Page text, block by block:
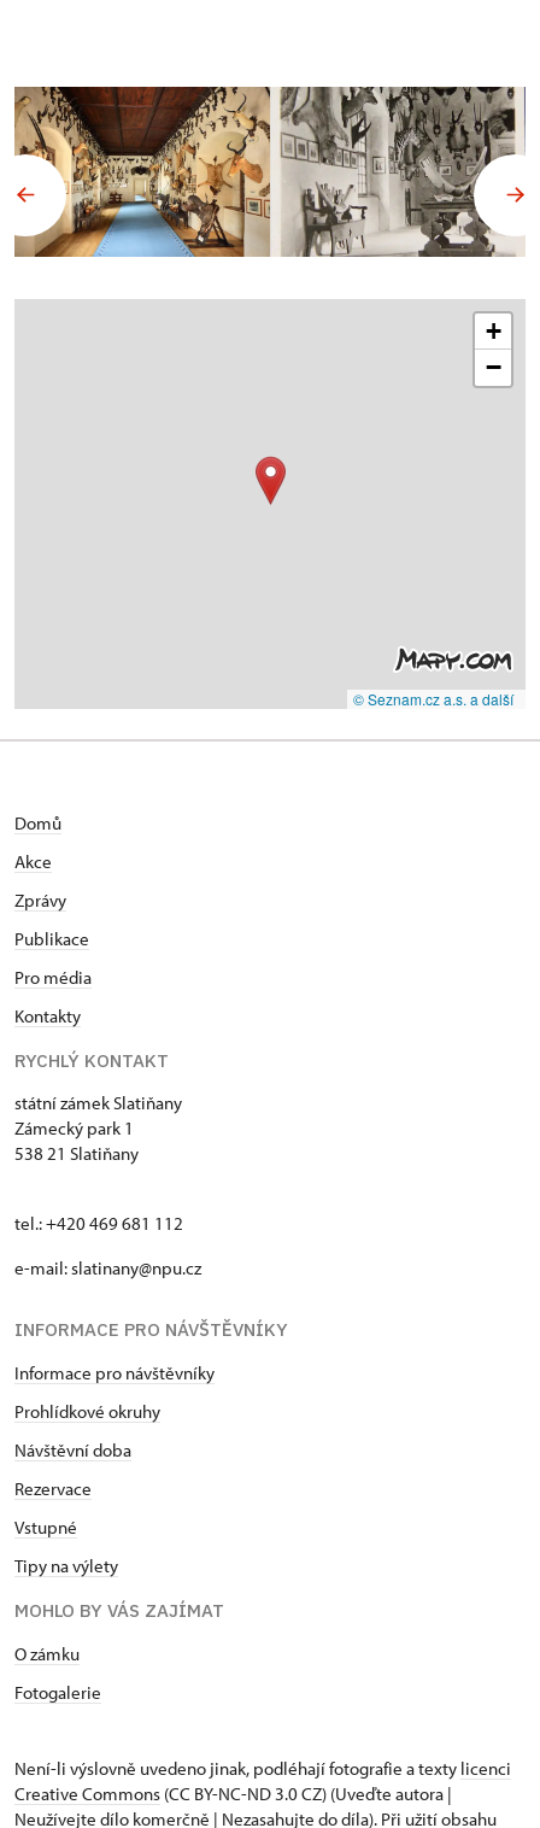
+
−
© Seznam.cz a.s. a další
Domů
Akce
Zprávy
Publikace
Pro média
Kontakty
RYCHLÝ KONTAKT
státní zámek Slatiňany
Zámecký park 1
538 21 Slatiňany
tel.: +420 469 681 112
e-mail: slatinany@npu.cz
INFORMACE PRO NÁVŠTĚVNÍKY
Informace pro návštěvníky
Prohlídkové okruhy
Návštěvní doba
Rezervace
Vstupné
Tipy na výlety
MOHLO BY VÁS ZAJÍMAT
O zámku
Fotogalerie
Není-li výslovně uvedeno jinak, podléhají fotografie a texty licenci
Creative Commons (CC BY-NC-ND 3.0 CZ) (Uveďte autora |
Neužívejte dílo komerčně | Nezasahujte do díla). Při užití obsahu